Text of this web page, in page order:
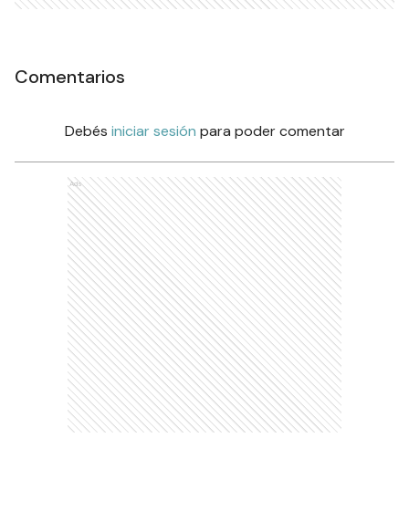
Comentarios
Debés iniciar sesión para poder comentar
Ads